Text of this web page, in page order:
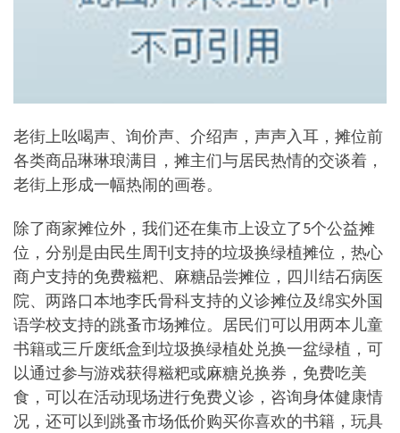
老街上吆喝声、询价声、介绍声，声声入耳，摊位前
各类商品琳琳琅满目，摊主们与居民热情的交谈着，
老街上形成一幅热闹的画卷。
除了商家摊位外，我们还在集市上设立了5个公益摊
位，分别是由民生周刊支持的垃圾换绿植摊位，热心
商户支持的免费糍粑、麻糖品尝摊位，四川结石病医
院、两路口本地李氏骨科支持的义诊摊位及绵实外国
语学校支持的跳蚤市场摊位。居民们可以用两本儿童
书籍或三斤废纸盒到垃圾换绿植处兑换一盆绿植，可
以通过参与游戏获得糍粑或麻糖兑换券，免费吃美
食，可以在活动现场进行免费义诊，咨询身体健康情
况，还可以到跳蚤市场低价购买你喜欢的书籍，玩具